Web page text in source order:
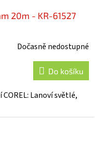
20m - KR-61527
Dočasně nedostupné
Do košíku
Lanoví světlé,